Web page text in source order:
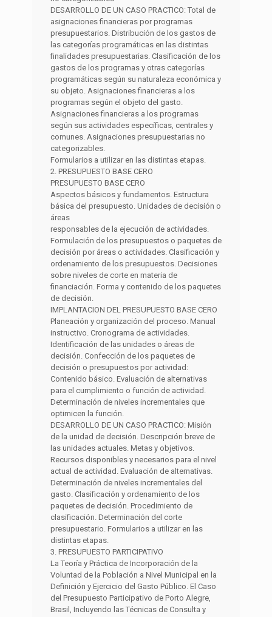
DESARROLLO DE UN CASO PRACTICO: Total de
asignaciones financieras por programas
presupuestarios. Distribución de los gastos de
las categorías programáticas en las distintas
finalidades presupuestarias. Clasificación de los
gastos de los programas y otras categorías
programáticas según su naturaleza económica y
su objeto. Asignaciones financieras a los
programas según el objeto del gasto.
Asignaciones financieras a los programas
según sus actividades específicas, centrales y
comunes. Asignaciones presupuestarias no
categorizables.
Formularios a utilizar en las distintas etapas.
2. PRESUPUESTO BASE CERO
PRESUPUESTO BASE CERO
Aspectos básicos y fundamentos. Estructura
básica del presupuesto. Unidades de decisión o
áreas
responsables de la ejecución de actividades.
Formulación de los presupuestos o paquetes de
decisión por áreas o actividades. Clasificación y
ordenamiento de los presupuestos. Decisiones
sobre niveles de corte en materia de
financiación. Forma y contenido de los paquetes
de decisión.
IMPLANTACION DEL PRESUPUESTO BASE CERO
Planeación y organización del proceso. Manual
instructivo. Cronograma de actividades.
Identificación de las unidades o áreas de
decisión. Confección de los paquetes de
decisión o presupuestos por actividad:
Contenido básico. Evaluación de alternativas
para el cumplimiento o función de actividad.
Determinación de niveles incrementales que
optimicen la función.
DESARROLLO DE UN CASO PRACTICO: Misión
de la unidad de decisión. Descripción breve de
las unidades actuales. Metas y objetivos.
Recursos disponibles y necesarios para el nivel
actual de actividad. Evaluación de alternativas.
Determinación de niveles incrementales del
gasto. Clasificación y ordenamiento de los
paquetes de decisión. Procedimiento de
clasificación. Determinación del corte
presupuestario. Formularios a utilizar en las
distintas etapas.
3. PRESUPUESTO PARTICIPATIVO
La Teoría y Práctica de Incorporación de la
Voluntad de la Población a Nivel Municipal en la
Definición y Ejercicio del Gasto Público. El Caso
del Presupuesto Participativo de Porto Alegre,
Brasil, Incluyendo las Técnicas de Consulta y